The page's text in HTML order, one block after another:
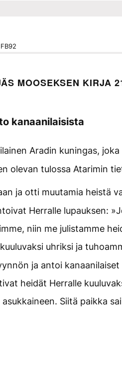
FB92
MOOSEKSEN KIRJA
kanaanilaisista
Aradin kuningas,
olevan tulossa Atarimin
ja otti muutamia heistä
Herralle lupauksen:
niin me julistamme
uhriksi ja
ja antoi kanaanilaiset
heidät Herralle
Siitä paikka